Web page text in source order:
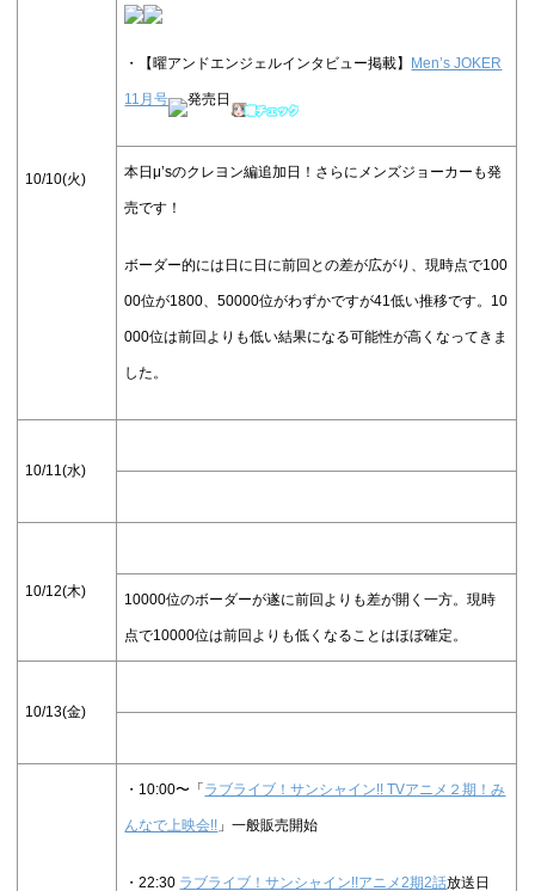
10/10(火)
・【曜アンドエンジェルインタビュー掲載】 Men’s JOKER
11月号 発売日
本日μ’sのクレヨン編追加日！さらにメンズジョーカーも発
売です！
ボーダー的には日に日に前回との差が広がり、現時点で100
00位が1800、50000位がわずかですが41低い推移です。10
000位は前回よりも低い結果になる可能性が高くなってきま
した。
10/11(水)
10/12(木) 10000位のボーダーが遂に前回よりも差が開く一方。現時
点で10000位は前回よりも低くなることはほぼ確定。
10/13(金)
・10:00〜「 ラブライブ！サンシャイン!! TVアニメ２期！み
んなで上映会!! 」一般販売開始
・22:30 ラブライブ！サンシャイン!!アニメ2期2話放送日